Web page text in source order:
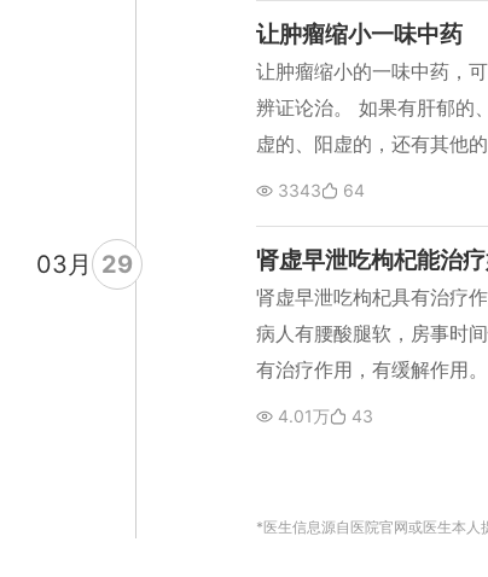
高没有什么关系。 血糖高
况，我们认为他用阿胶糕
的血糖还有好处。
让肿瘤缩小一味中药
让肿瘤缩小的一味中药，
辨证论治。 如果有肝郁的
虚的、阳虚的，还有其他
样效果才能达到最好。 治
等。治疗肿瘤的药物非常
且需要早期诊断，早期治
最好，千万不要拖延治疗。
3343 64
肾虚早泄吃枸杞能治
肾虚早泄吃枸杞具有治疗
病人有腰酸腿软，房事时
有治疗作用，有缓解作用
其他的因素导致早泄，比
些都会导致早泄，就是房
论治，看病人到底是什么
4.01万 43
03月 29
*医生信息源自医院官网或医生本人